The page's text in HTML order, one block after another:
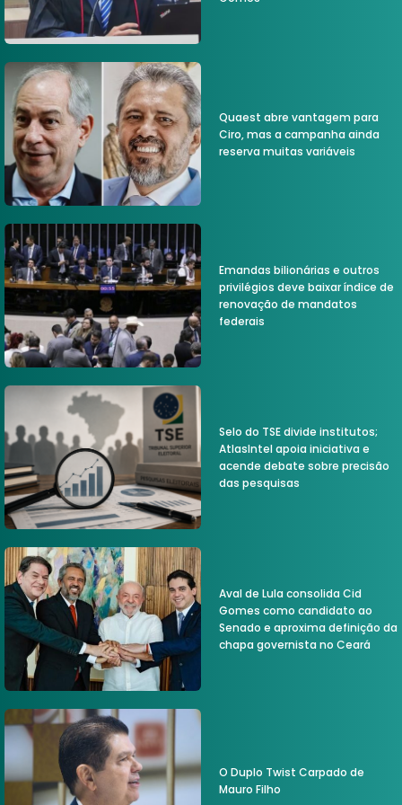
Quaest abre vantagem para
Ciro, mas a campanha ainda
reserva muitas variáveis
Emandas bilionárias e outros
privilégios deve baixar índice de
renovação de mandatos
federais
Selo do TSE divide institutos;
AtlasIntel apoia iniciativa e
acende debate sobre precisão
das pesquisas
Aval de Lula consolida Cid
Gomes como candidato ao
Senado e aproxima definição da
chapa governista no Ceará
O Duplo Twist Carpado de
Mauro Filho